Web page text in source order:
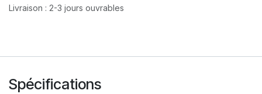
Livraison : 2-3 jours ouvrables
Spécifications